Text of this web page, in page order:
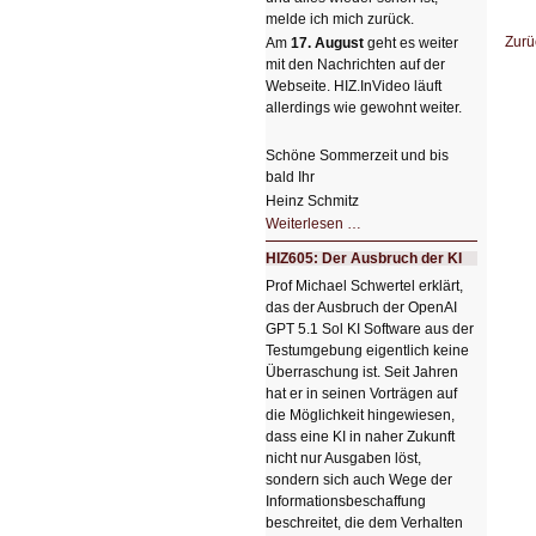
melde ich mich zurück.
Am 17. August geht es weiter
mit den Nachrichten auf der
Webseite. HIZ.InVideo läuft
allerdings wie gewohnt weiter.
Schöne Sommerzeit und bis
bald Ihr
Heinz Schmitz
Weiterlesen …
so
kleine
Sommerpause
😊
HIZ605: Der Ausbruch der KI
Prof Michael Schwertel erklärt,
das der Ausbruch der OpenAI
GPT 5.1 Sol KI Software aus der
Testumgebung eigentlich keine
Überraschung ist. Seit Jahren
hat er in seinen Vorträgen auf
die Möglichkeit hingewiesen,
dass eine KI in naher Zukunft
nicht nur Ausgaben löst,
sondern sich auch Wege der
Informationsbeschaffung
beschreitet, die dem Verhalten